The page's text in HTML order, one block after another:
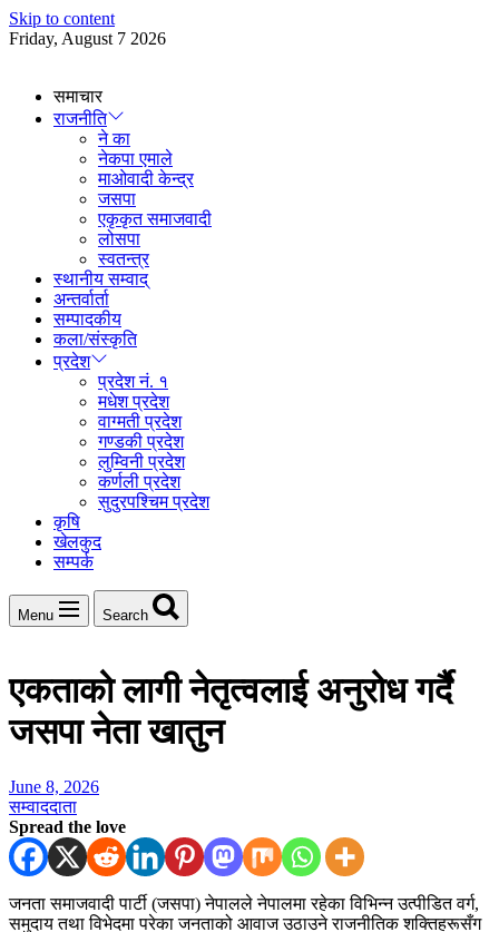
Skip to content
Friday, August 7 2026
समाचार
राजनीति
ने का
नेकपा एमाले
माओवादी केन्द्र
जसपा
एकृकृत समाजवादी
लोसपा
स्वतन्त्र
स्थानीय सम्वाद्
अन्तर्वार्ता
सम्पादकीय
कला/संस्कृति
प्रदेश
प्रदेश नं. १
मधेश प्रदेश
वाग्मती प्रदेश
गण्डकी प्रदेश
लुम्विनी प्रदेश
कर्णली प्रदेश
सुदुरपश्चिम प्रदेश
कृषि
खेलकुद
सम्पर्क
Menu Search
एकताको लागी नेतृत्वलाई अनुरोध गर्दै
जसपा नेता खातुन
June 8, 2026
सम्वाददाता
Spread the love
जनता समाजवादी पार्टी (जसपा) नेपालले नेपालमा रहेका विभिन्न उत्पीडित वर्ग,
समुदाय तथा विभेदमा परेका जनताको आवाज उठाउने राजनीतिक शक्तिहरूसँग